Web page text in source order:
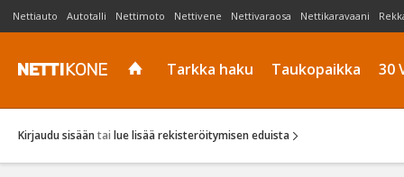
Nettiauto Autotalli Nettimoto Nettivene Nettivaraosa Nettikaravaani
Tarkka haku Taukopaikka 30
Kirjaudu sisään tai lue lisää rekisteröitymisen eduista